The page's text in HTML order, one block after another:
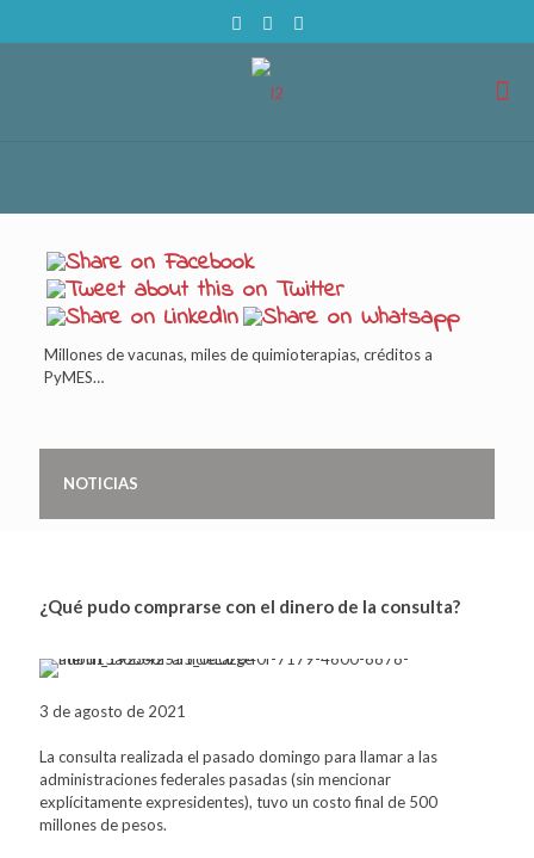
Millones de vacunas, miles de quimioterapias, créditos a
PyMES…
NOTICIAS
¿Qué pudo comprarse con el dinero de la consulta?
3 de agosto de 2021
La consulta realizada el pasado domingo para llamar a las
administraciones federales pasadas (sin mencionar
explícitamente expresidentes), tuvo un costo final de 500
millones de pesos.